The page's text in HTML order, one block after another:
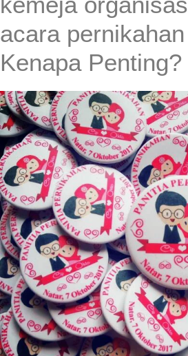
acara
Kenapa Penting?